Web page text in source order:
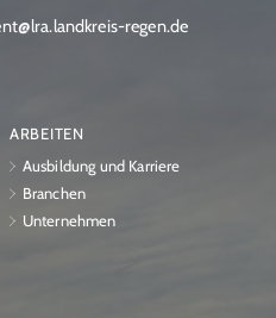
regen.de
ARBEITEN
Ausbildung und Karriere
Branchen
Unternehmen